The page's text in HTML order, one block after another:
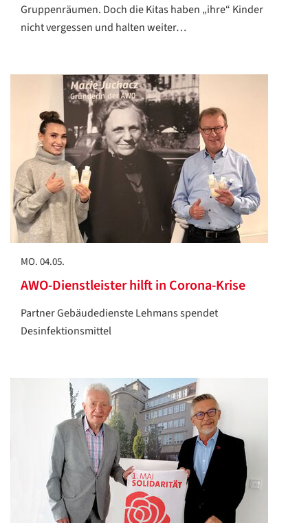
Gruppenräumen. Doch die Kitas haben „ihre“ Kinder
nicht vergessen und halten weiter…
MO. 04.05.
AWO-Dienstleister hilft in Corona-Krise
Partner Gebäudedienste Lehmans spendet
Desinfektionsmittel